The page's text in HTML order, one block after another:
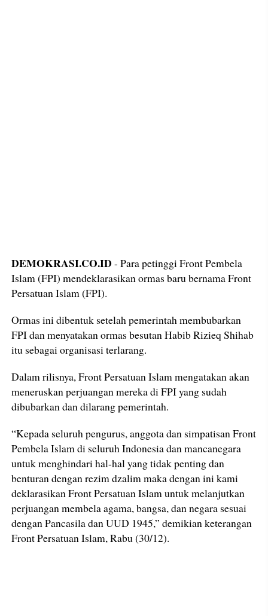
DEMOKRASI.CO.ID - Para petinggi Front Pembela
Islam (FPI) mendeklarasikan ormas baru bernama Front
Persatuan Islam (FPI).
Ormas ini dibentuk setelah pemerintah membubarkan
FPI dan menyatakan ormas besutan Habib Rizieq Shihab
itu sebagai organisasi terlarang.
Dalam rilisnya, Front Persatuan Islam mengatakan akan
meneruskan perjuangan mereka di FPI yang sudah
dibubarkan dan dilarang pemerintah.
“Kepada seluruh pengurus, anggota dan simpatisan Front
Pembela Islam di seluruh Indonesia dan mancanegara
untuk menghindari hal-hal yang tidak penting dan
benturan dengan rezim dzalim maka dengan ini kami
deklarasikan Front Persatuan Islam untuk melanjutkan
perjuangan membela agama, bangsa, dan negara sesuai
dengan Pancasila dan UUD 1945,” demikian keterangan
Front Persatuan Islam, Rabu (30/12).